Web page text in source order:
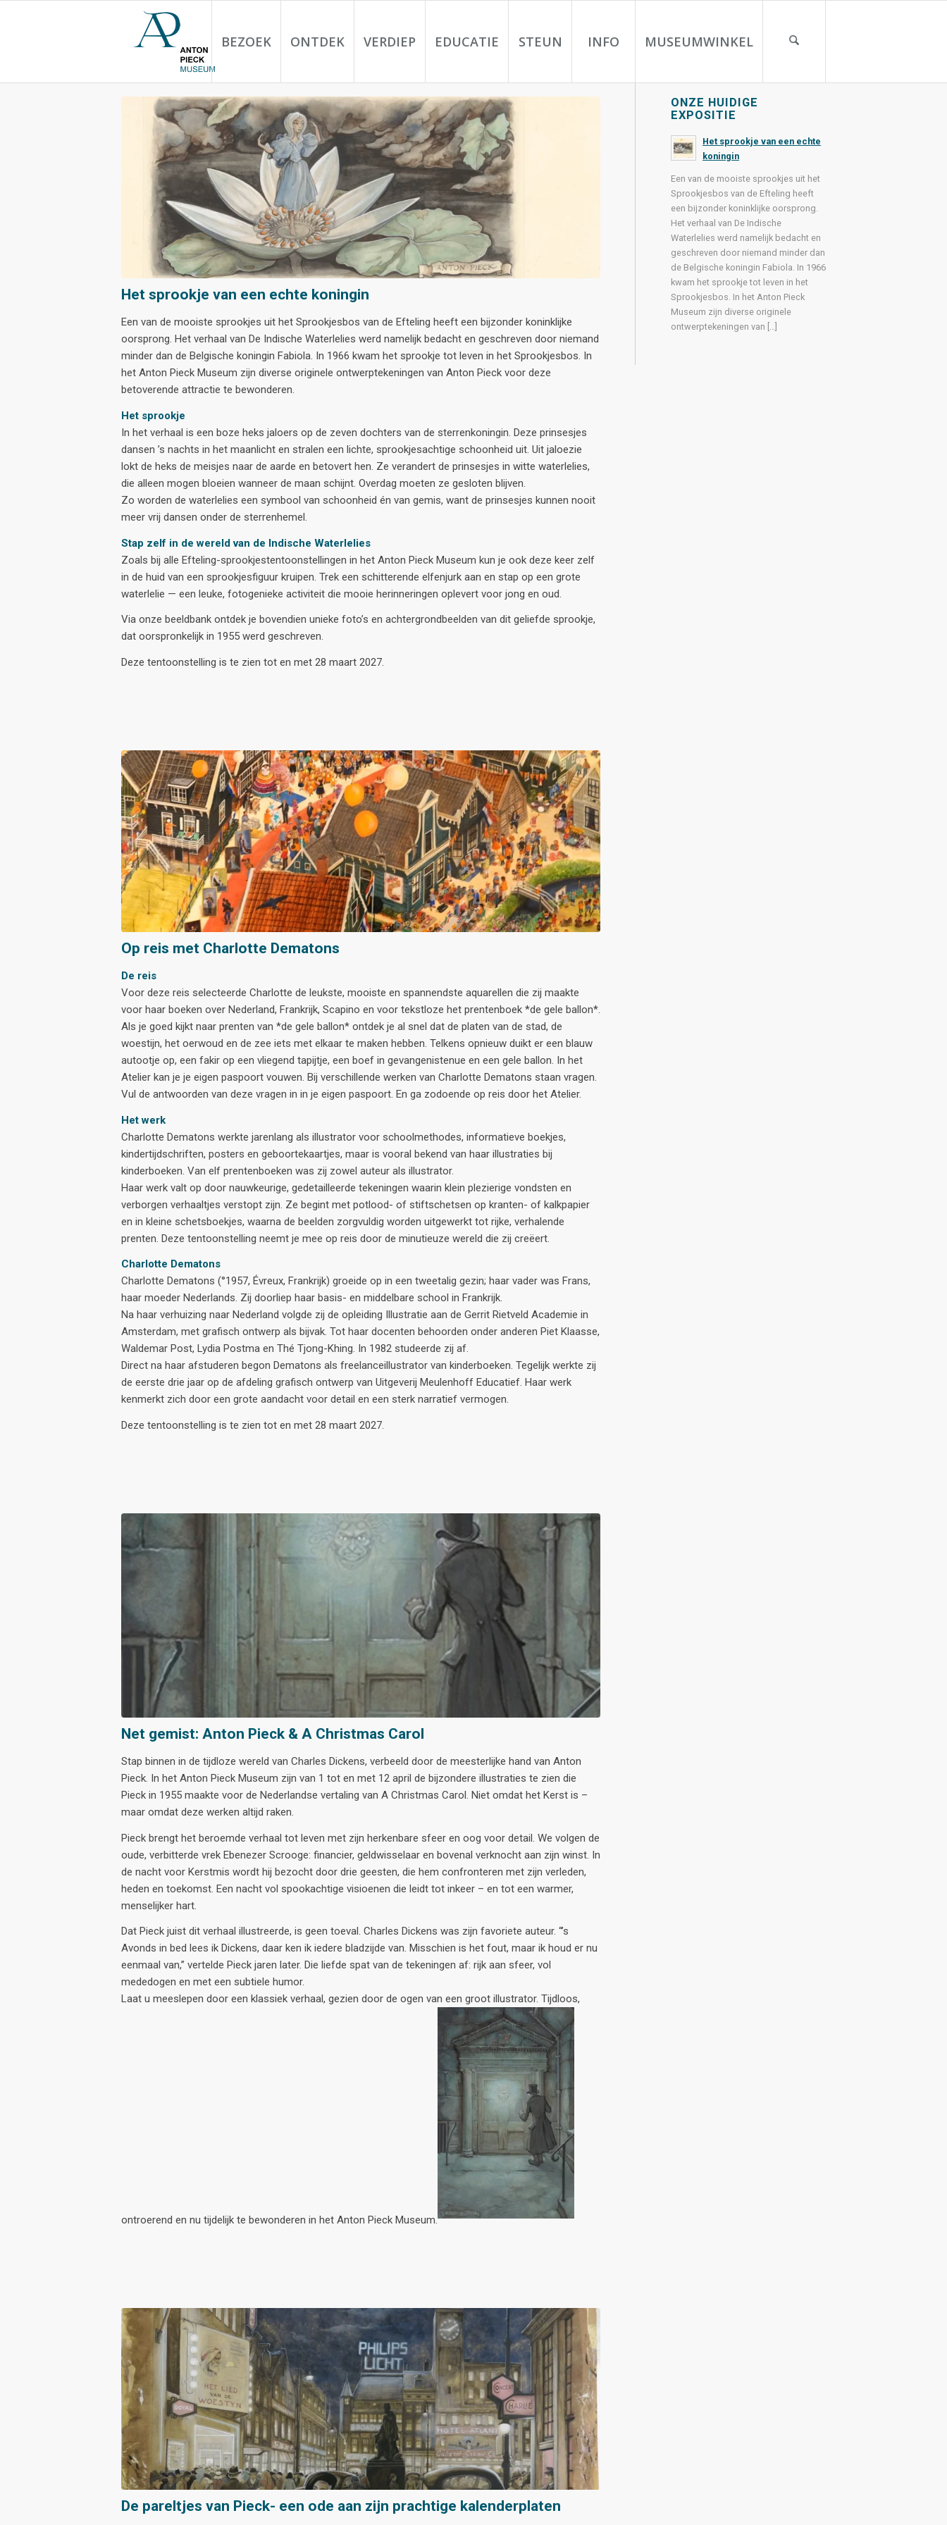
BEZOEK ONTDEK VERDIEP EDUCATIE STEUN INFO MUSEUMWINKEL
Het sprookje van een echte koningin
Een van de mooiste sprookjes uit het Sprookjesbos van de Efteling heeft een bijzonder koninklijke
oorsprong. Het verhaal van De Indische Waterlelies werd namelijk bedacht en geschreven door niemand
minder dan de Belgische koningin Fabiola. In 1966 kwam het sprookje tot leven in het Sprookjesbos. In
het Anton Pieck Museum zijn diverse originele ontwerptekeningen van Anton Pieck voor deze
betoverende attractie te bewonderen.
Het sprookje
In het verhaal is een boze heks jaloers op de zeven dochters van de sterrenkoningin. Deze prinsesjes
dansen ’s nachts in het maanlicht en stralen een lichte, sprookjesachtige schoonheid uit. Uit jaloezie
lokt de heks de meisjes naar de aarde en betovert hen. Ze verandert de prinsesjes in witte waterlelies,
die alleen mogen bloeien wanneer de maan schijnt. Overdag moeten ze gesloten blijven.
Zo worden de waterlelies een symbool van schoonheid én van gemis, want de prinsesjes kunnen nooit
meer vrij dansen onder de sterrenhemel.
Stap zelf in de wereld van de Indische Waterlelies
Zoals bij alle Efteling-sprookjestentoonstellingen in het Anton Pieck Museum kun je ook deze keer zelf
in de huid van een sprookjesfiguur kruipen. Trek een schitterende elfenjurk aan en stap op een grote
waterlelie — een leuke, fotogenieke activiteit die mooie herinneringen oplevert voor jong en oud.
Via onze beeldbank ontdek je bovendien unieke foto’s en achtergrondbeelden van dit geliefde sprookje,
dat oorspronkelijk in 1955 werd geschreven.
Deze tentoonstelling is te zien tot en met 28 maart 2027.
Op reis met Charlotte Dematons
De reis
Voor deze reis selecteerde Charlotte de leukste, mooiste en spannendste aquarellen die zij maakte
voor haar boeken over Nederland, Frankrijk, Scapino en voor tekstloze het prentenboek *de gele ballon*.
Als je goed kijkt naar prenten van *de gele ballon* ontdek je al snel dat de platen van de stad, de
woestijn, het oerwoud en de zee iets met elkaar te maken hebben. Telkens opnieuw duikt er een blauw
autootje op, een fakir op een vliegend tapijtje, een boef in gevangenistenue en een gele ballon. In het
Atelier kan je je eigen paspoort vouwen. Bij verschillende werken van Charlotte Dematons staan vragen.
Vul de antwoorden van deze vragen in in je eigen paspoort. En ga zodoende op reis door het Atelier.
Het werk
Charlotte Dematons werkte jarenlang als illustrator voor schoolmethodes, informatieve boekjes,
kindertijdschriften, posters en geboortekaartjes, maar is vooral bekend van haar illustraties bij
kinderboeken. Van elf prentenboeken was zij zowel auteur als illustrator.
Haar werk valt op door nauwkeurige, gedetailleerde tekeningen waarin klein plezierige vondsten en
verborgen verhaaltjes verstopt zijn. Ze begint met potlood- of stiftschetsen op kranten- of kalkpapier
en in kleine schetsboekjes, waarna de beelden zorgvuldig worden uitgewerkt tot rijke, verhalende
prenten. Deze tentoonstelling neemt je mee op reis door de minutieuze wereld die zij creëert.
Charlotte Dematons
Charlotte Dematons (°1957, Évreux, Frankrijk) groeide op in een tweetalig gezin; haar vader was Frans,
haar moeder Nederlands. Zij doorliep haar basis- en middelbare school in Frankrijk.
Na haar verhuizing naar Nederland volgde zij de opleiding Illustratie aan de Gerrit Rietveld Academie in
Amsterdam, met grafisch ontwerp als bijvak. Tot haar docenten behoorden onder anderen Piet Klaasse,
Waldemar Post, Lydia Postma en Thé Tjong-Khing. In 1982 studeerde zij af.
Direct na haar afstuderen begon Dematons als freelanceillustrator van kinderboeken. Tegelijk werkte zij
de eerste drie jaar op de afdeling grafisch ontwerp van Uitgeverij Meulenhoff Educatief. Haar werk
kenmerkt zich door een grote aandacht voor detail en een sterk narratief vermogen.
Deze tentoonstelling is te zien tot en met 28 maart 2027.
Net gemist: Anton Pieck & A Christmas Carol
Stap binnen in de tijdloze wereld van Charles Dickens, verbeeld door de meesterlijke hand van Anton
Pieck. In het Anton Pieck Museum zijn van 1 tot en met 12 april de bijzondere illustraties te zien die
Pieck in 1955 maakte voor de Nederlandse vertaling van A Christmas Carol. Niet omdat het Kerst is –
maar omdat deze werken altijd raken.
Pieck brengt het beroemde verhaal tot leven met zijn herkenbare sfeer en oog voor detail. We volgen de
oude, verbitterde vrek Ebenezer Scrooge: financier, geldwisselaar en bovenal verknocht aan zijn winst. In
de nacht voor Kerstmis wordt hij bezocht door drie geesten, die hem confronteren met zijn verleden,
heden en toekomst. Een nacht vol spookachtige visioenen die leidt tot inkeer – en tot een warmer,
menselijker hart.
Dat Pieck juist dit verhaal illustreerde, is geen toeval. Charles Dickens was zijn favoriete auteur. “’s
Avonds in bed lees ik Dickens, daar ken ik iedere bladzijde van. Misschien is het fout, maar ik houd er nu
eenmaal van,” vertelde Pieck jaren later. Die liefde spat van de tekeningen af: rijk aan sfeer, vol
mededogen en met een subtiele humor.
Laat u meeslepen door een klassiek verhaal, gezien door de ogen van een groot illustrator. Tijdloos,
ontroerend en nu tijdelijk te bewonderen in het Anton Pieck Museum.
De pareltjes van Pieck- een ode aan zijn prachtige kalenderplaten
ONZE HUIDIGE
EXPOSITIE
Het sprookje van een echte
koningin
Een van de mooiste sprookjes uit het
Sprookjesbos van de Efteling heeft
een bijzonder koninklijke oorsprong.
Het verhaal van De Indische
Waterlelies werd namelijk bedacht en
geschreven door niemand minder dan
de Belgische koningin Fabiola. In 1966
kwam het sprookje tot leven in het
Sprookjesbos. In het Anton Pieck
Museum zijn diverse originele
ontwerptekeningen van […]